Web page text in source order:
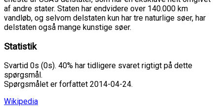
af andre stater. Staten har endvidere over 140.000 km
vandløb, og selvom delstaten kun har tre naturlige søer, har
delstaten også mange kunstige søer.
Statistik
Svartid 0s (0s). 40% har tidligere svaret rigtigt på dette
spørgsmål.
Spørgsmålet er forfattet 2014-04-24.
Wikipedia